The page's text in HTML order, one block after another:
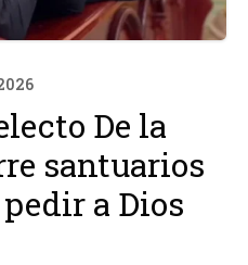
De la
santuarios
a Dios